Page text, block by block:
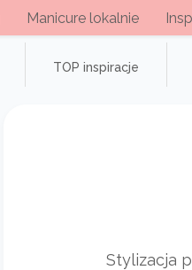
Manicure lokalnie
TOP inspiracje
Stylizacja